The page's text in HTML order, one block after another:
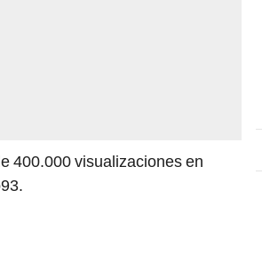
400.000 visualizaciones en